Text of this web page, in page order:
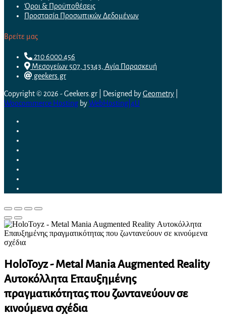
Όροι & Προϋποθέσεις
Προστασία Προσωπικών Δεδομένων
Βρείτε μας
210 6000 456
Μεσογείων 507, 15343, Αγία Παρασκευή
geekers.gr
Copyright © 2026 - Geekers.gr | Designed byGeometry
Woocommerce Hosting byWebHosting|4U
HoloToyz - Metal Mania Augmented Reality
Αυτοκόλλητα Επαυξημένης
πραγματικότητας που ζωντανεύουν σε
κινούμενα σχέδια